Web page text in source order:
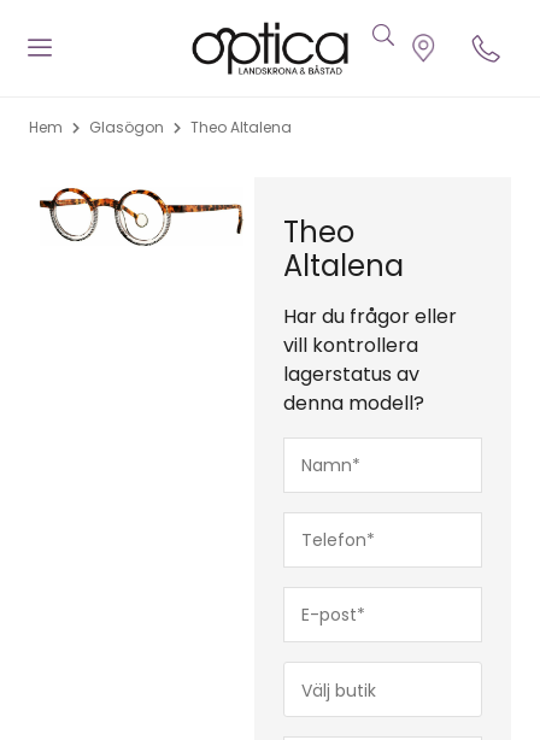
Hem Glasögon Theo Altalena
Theo
Altalena
Har du frågor eller
vill kontrollera
lagerstatus av
denna modell?
post*
(Obligatoriskt)
(Obligatoriskt)